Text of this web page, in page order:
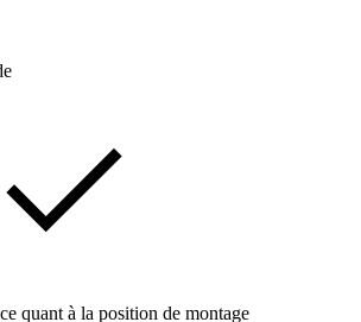
quant à la position de montage